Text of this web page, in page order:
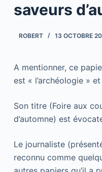
o
n
u
saveurs
ROBERT 13 OCTOBRE
A mentionner, ce
est « l’archéologie »
Son titre (Foire aux
d’automne) est
Le journaliste
reconnu comme